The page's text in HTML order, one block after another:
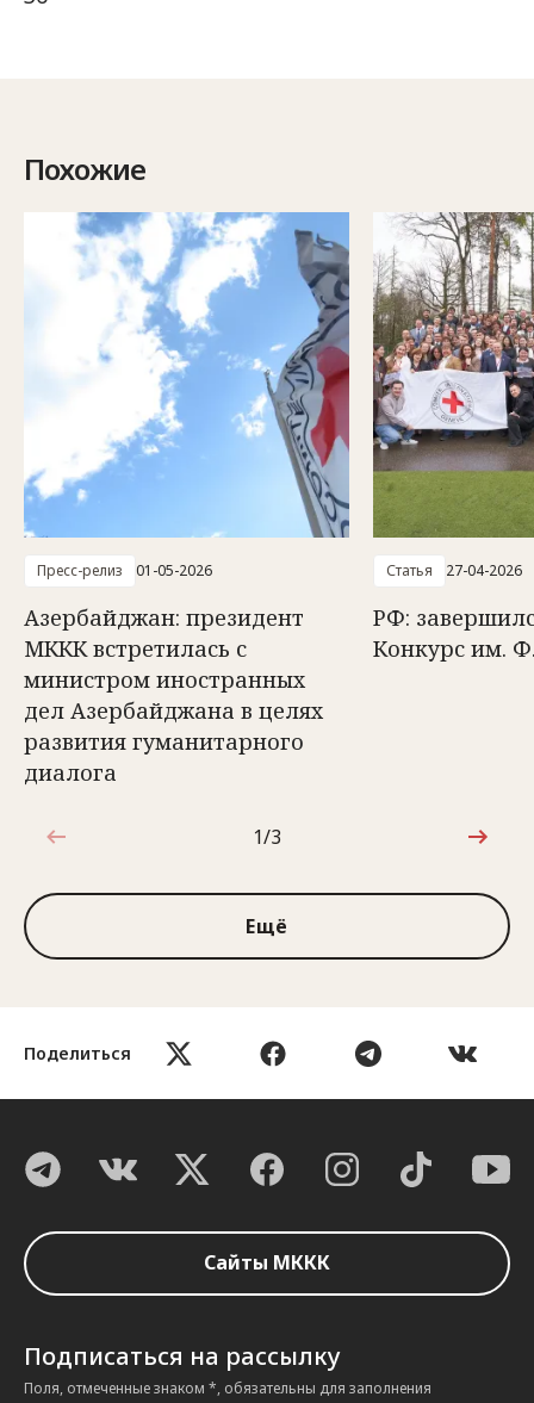
Поделиться
Похожие
Пресс-релиз 01-05-2026
Азербайджан: президент
МККК встретилась с
министром иностранных
дел Азербайджана в целях
развития гуманитарного
диалога
Статья 27-04-2026
РФ:
Конкурс им.
1 из 3
1/3
Ещё
Сайты МККК
Подписаться на рассылку
Поля, отмеченные знаком *, обязательны для заполнения